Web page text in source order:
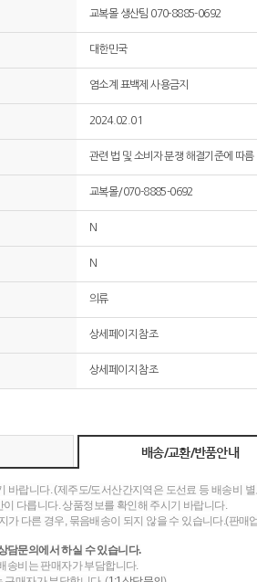
교복몰 생산팀 070-8885-0692
대한민국
염소계 표백제 사용금지
2024.02.01
관련 법 및 소비자 분쟁 해결기준에 따름
교복몰/070-8885-0692
N
N
의류
상세페이지 참조
상세페이지 참조
배송/교환/반품안내
바랍니다. (제주도/도서산간지역은 도선료 등 배송비
다릅니다. 상품정보를 확인해 주시기 바랍니다.
가 다른 경우, 묶음배송이 되지 않을 수 있습니다.(판
담문의에서 하실 수 있습니다.
송비는 판매자가 부담합니다.